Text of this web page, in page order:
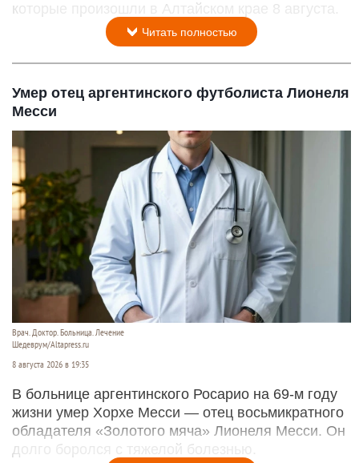
которые произошли в Алтайском крае 8 августа.
Читать полностью
Умер отец аргентинского футболиста Лионеля
Месси
Врач. Доктор. Больница. Лечение
Шедеврум/Altapress.ru
8 августа 2026 в 19:35
В больнице аргентинского Росарио на 69-м году
жизни умер Хорхе Месси — отец восьмикратного
обладателя «Золотого мяча» Лионеля Месси. Он
долго боролся с тяжелой болезнью.